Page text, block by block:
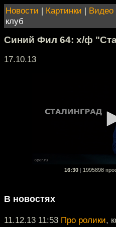
Новости | Картинки | Видео
клуб
Синий Фил 64: х/ф
17.10.13
16:30 1995898
В новостях
11.12.13 11:53 Про ролики,